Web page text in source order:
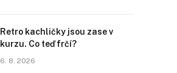
Retro kachličky jsou zase v
kurzu. Co teď frčí?
6. 8. 2026